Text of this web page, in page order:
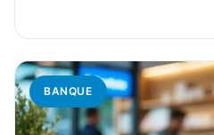
BANQUE